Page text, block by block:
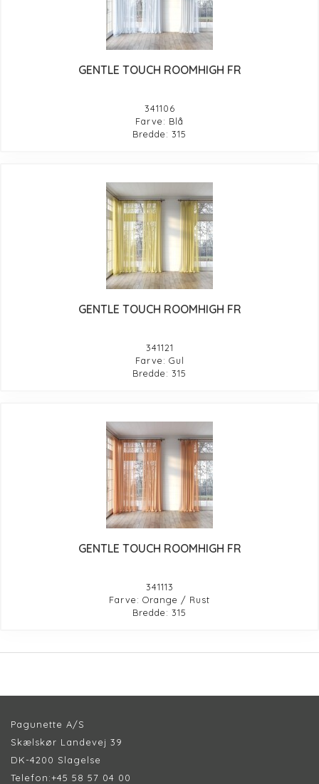
GENTLE TOUCH ROOMHIGH FR
341106
Farve: Blå
Bredde: 315
GENTLE TOUCH ROOMHIGH FR
341121
Farve: Gul
Bredde: 315
GENTLE TOUCH ROOMHIGH FR
341113
Farve: Orange / Rust
Bredde: 315
Pagunette A/S
Skælskør Landevej 39
DK-4200 Slagelse
Telefon:+45 58 57 04 00